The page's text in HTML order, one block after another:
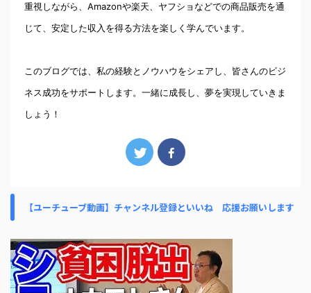
重視しながら、Amazonや楽天、ヤフショなどでの商品販売を通
じて、安定した収入を得る方法を楽しく学んでいます。
このブログでは、私の経験とノウハウをシェアし、皆さんのビジ
ネス成功をサポートします。一緒に成長し、夢を実現していきま
しょう！
【ユーチューブ動画】チャンネル登録といいね 応援お願いします